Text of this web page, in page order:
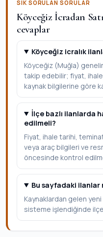
SIK SORULAN SORULAR
Köyceğiz İcradan
cevaplar
Köyceğiz icralık
Köyceğiz (Muğla)
takip edebilir; fiyat,
kaynak bilgilerine göre
İlçe bazlı ilanlarda
edilmeli?
Fiyat, ihale tarihi,
veya araç bilgileri ve
öncesinde kontrol
Bu sayfadaki ilanlar
Kaynaklardan gelen
sisteme işlendiğinde